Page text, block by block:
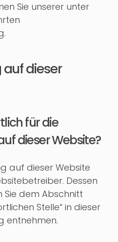
Sie unserer unter
dieser
für die
dieser Website?
auf dieser Website
Dessen
dem Abschnitt
Stelle“ in dieser
entnehmen.